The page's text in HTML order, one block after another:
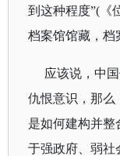
到这种程度”(
档案馆馆藏，档
应该说，中
仇恨意识，那么
是如何建构并整
于强政府、弱社